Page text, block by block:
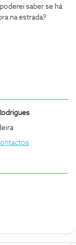
saber se há
na estrada?